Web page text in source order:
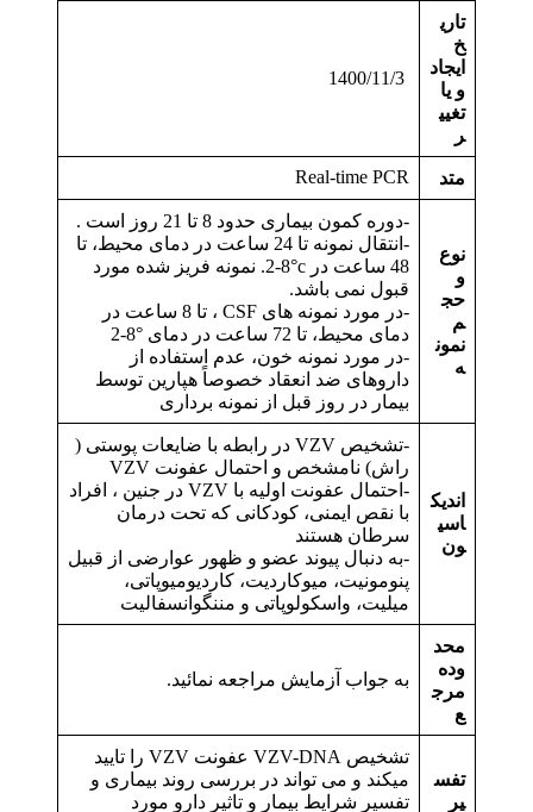
تاری
خ
ایجاد
و یا
تغیی
ر
متد Real-time PCR
نوع
و
حج
م
نمون
ه
-دوره کمون بیماری حدود 8 تا 21 روز است .
-انتقال نمونه تا 24 ساعت در دمای محیط، تا
48 ساعت در ‎2-8°c. نمونه فریز شده مورد
قبول نمی باشد.
-در مورد نمونه های CSF ، تا 8 ساعت در
دمای محیط، تا 72 ساعت در دمای °8-2 ‎
-در مورد نمونه خون، عدم استفاده از
داروهای ضد انعقاد خصوصاً هپارین توسط
بیمار در روز قبل از نمونه برداری
اندیک
اسی
ون
-تشخیص VZV در رابطه با ضایعات پوستی (
راش) نامشخص و احتمال عفونت VZV
-احتمال عفونت اولیه با VZV در جنین ، افراد
با نقص ایمنی، کودکانی که تحت درمان
سرطان هستند
-به دنبال پیوند عضو و ظهور عوارضی از قبیل
پنومونیت، میوکاردیت، کاردیومیوپاتی،
میلیت، واسکولوپاتی و مننگوانسفالیت
محد
وده
مرج
ع
به جواب آزمایش مراجعه نمائید.
تفس
یر
تشخیص VZV-DNA عفونت VZV را تایید
میکند و می تواند در بررسی روند بیماری و
تفسیر شرایط بیمار و تاثیر دارو مورد